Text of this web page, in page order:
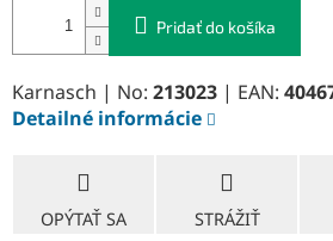
Pridať do košíka
Karnasch | No: 213023 | EAN:
Detailné informácie
OPÝTAŤ SA STRÁŽIŤ